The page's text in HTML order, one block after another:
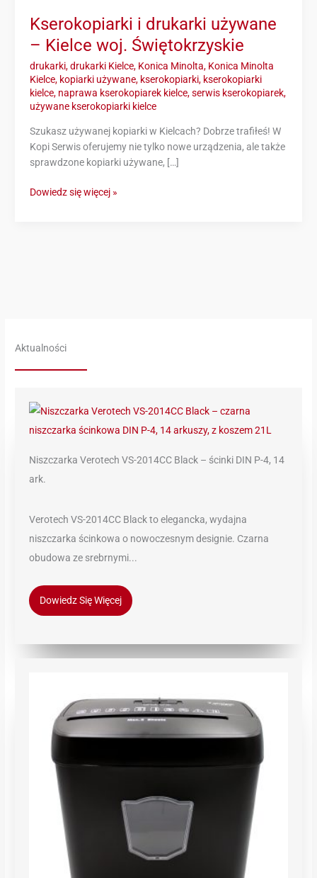
Kserokopiarki i drukarki używane
– Kielce woj. Świętokrzyskie
drukarki,drukarki Kielce, Konica Minolta, Konica Minolta
Kielce, kopiarki używane, kserokopiarki, kserokopiarki
kielce, naprawa kserokopiarek kielce,serwis kserokopiarek,
używane kserokopiarki kielce
Szukasz używanej kopiarki w Kielcach? Dobrze trafiłeś! W
Kopi Serwis oferujemy nie tylko nowe urządzenia, ale także
sprawdzone kopiarki używane, […]
Dowiedz się więcej »
Aktualności
Niszczarka Verotech VS-2014CC Black – ścinki DIN P-4, 14
ark.
Verotech VS-2014CC Black to elegancka, wydajna
niszczarka ścinkowa o nowoczesnym designie. Czarna
obudowa ze srebrnymi...
Dowiedz Się Więcej